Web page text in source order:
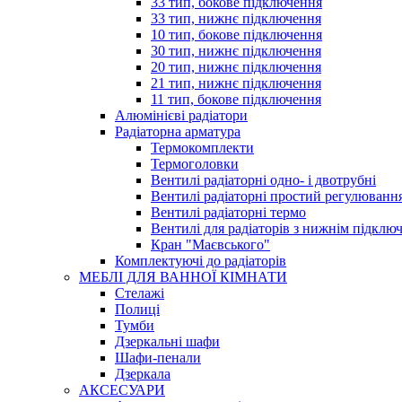
33 тип, нижнє підключення
10 тип, бокове підключення
30 тип, нижнє підключення
20 тип, нижнє підключення
21 тип, нижнє підключення
11 тип, бокове підключення
Алюмінієві радіатори
Радіаторна арматура
Термокомплекти
Термоголовки
Вентилі радіаторні одно- і двотрубні
Вентилі радіаторні простий
Вентилі радіаторні термо
Вентилі для радіаторів з нижнім
Кран "Маєвського"
Комплектуючі до радіаторів
МЕБЛІ ДЛЯ ВАННОЇ КІМНАТИ
Стелажі
Полиці
Тумби
Дзеркальні шафи
Шафи-пенали
Дзеркала
АКСЕСУАРИ